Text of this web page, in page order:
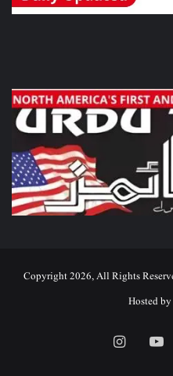
Hosted by
YouTube